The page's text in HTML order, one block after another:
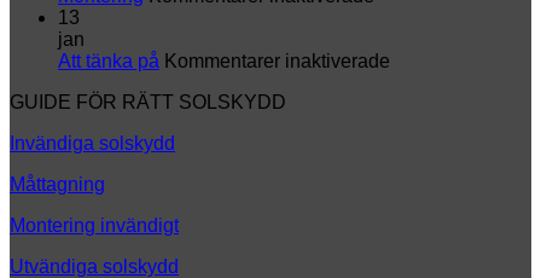
ny
13
jan
Att tänka på Kommentarer inaktiverade
GUIDE FÖR RÄTT SOLSKYDD
Invändiga solskydd
Måttagning
Montering invändigt
Utvändiga solskydd